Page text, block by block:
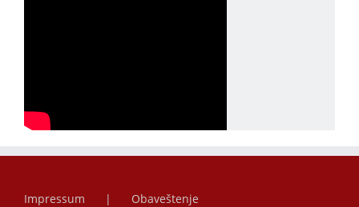
Impressum Obaveštenje